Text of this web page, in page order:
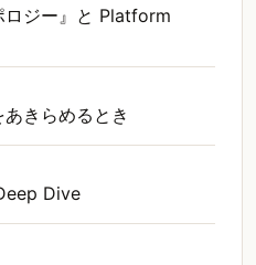
ロジー』と Platform
きらめるとき
Dive